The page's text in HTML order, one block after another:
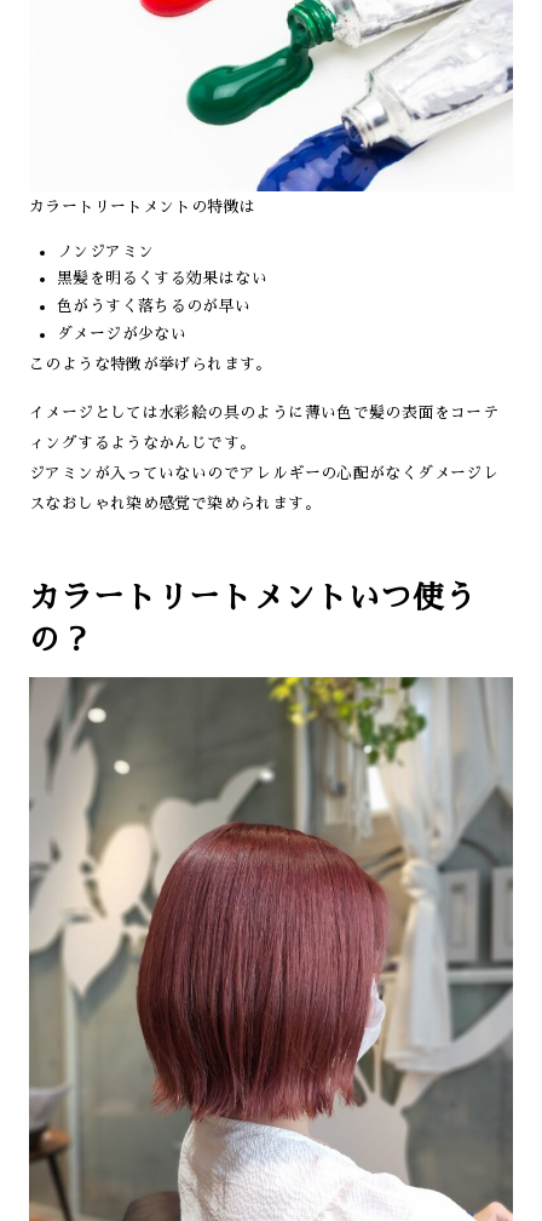
カラートリートメントの特徴は
ノンジアミン
黒髪を明るくする効果はない
色がうすく落ちるのが早い
ダメージが少ない
このような特徴が挙げられます。
イメージとしては水彩絵の具のように薄い色で髪の表面をコーテ
ィングするようなかんじです。
ジアミンが入っていないのでアレルギーの心配がなくダメージレ
スなおしゃれ染め感覚で染められます。
カラートリートメントいつ使う
の？